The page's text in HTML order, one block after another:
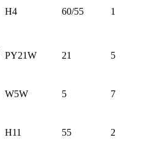
Н4 60/55 1
PY21W 21 5
W5W 5 7
Н11 55 2